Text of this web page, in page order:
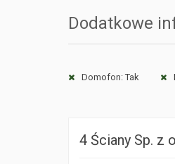
Dodatkowe
Domofon: Tak
4 Ściany Sp. z